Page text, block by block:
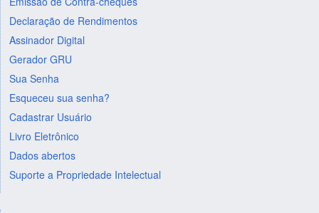
Declaração de Rendimentos
Assinador Digital
Gerador GRU
Sua Senha
Esqueceu sua senha?
Cadastrar Usuário
Livro Eletrônico
Dados abertos
Suporte a Propriedade Intelectual